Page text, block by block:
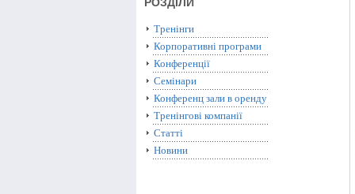
Тренінги
Корпоративні програми
Конференції
Семінари
Конференц зали в оренду
Тренінгові компанії
Статті
Новини